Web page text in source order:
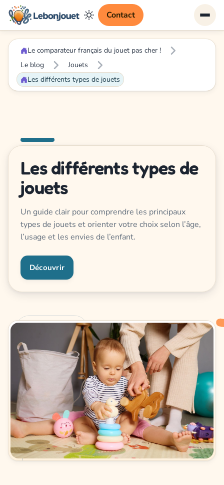
Contact
Le comparateur français du jouet pas cher !
Le blog
Jouets
Les différents types de jouets
Les différents types de
jouets
Un guide clair pour comprendre les principaux
types de jouets et orienter votre choix selon l’âge,
l’usage et les envies de l’enfant.
Découvrir